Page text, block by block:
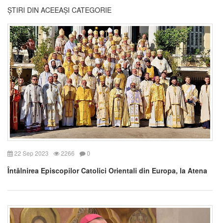
ȘTIRI DIN ACEEAȘI CATEGORIE
22 Sep 2023 2266 0
Întâlnirea Episcopilor Catolici Orientali din Europa, la Atena